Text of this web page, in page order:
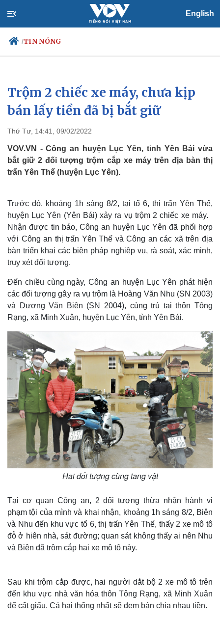
English
/TIN NÓNG
Chính trị
Đảng
Tổ chức nhân sự
Nhận diện sự thật
Xã hội
Tin 24h
Dự báo thời tiết
Việc làm
Biển đảo
Trộm 2 chiếc xe máy, chưa kịp
bán lấy tiền đã bị bắt giữ
Thứ Tư, 14:41, 09/02/2022
VOV.VN - Công an huyện Lục Yên, tỉnh Yên Bái vừa
bắt giữ 2 đối tượng trộm cắp xe máy trên địa bàn thị
trấn Yên Thế (huyện Lục Yên).
Trước đó, khoảng 1h sáng 8/2, tại tổ 6, thị trấn Yên Thế,
huyện Lục Yên (Yên Bái) xảy ra vụ trộm 2 chiếc xe máy.
Nhận được tin báo, Công an huyện Lục Yên đã phối hợp
với Công an thị trấn Yên Thế và Công an các xã trên địa
bàn triển khai các biện pháp nghiệp vụ, rà soát, xác minh,
truy xét đối tượng.
Đến chiều cùng ngày, Công an huyện Lục Yên phát hiện
các đối tượng gây ra vụ trộm là Hoàng Văn Nhu (SN 2003)
và Dương Văn Biên (SN 2004), cùng trú tại thôn Tông
Rạng, xã Minh Xuân, huyện Lục Yên, tỉnh Yên Bái.
Hai đối tượng cùng tang vật
Tại cơ quan Công an, 2 đối tượng thừa nhận hành vi
phạm tội của mình và khai nhận, khoảng 1h sáng 8/2, Biên
và Nhu đến khu vực tổ 6, thị trấn Yên Thế, thấy 2 xe mô tô
đỗ ở hiên nhà, sát đường; quan sát không thấy ai nên Nhu
và Biên đã trộm cắp hai xe mô tô này.
Sau khi trộm cắp được, hai người dắt bộ 2 xe mô tô trên
đến khu vực nhà văn hóa thôn Tông Rạng, xã Minh Xuân
để cất giấu. Cả hai thống nhất sẽ đem bán chia nhau tiền.